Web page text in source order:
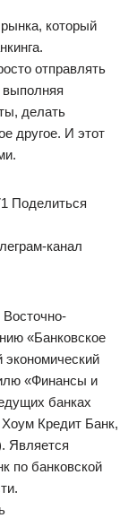
который
отправлять
делать
другое. И этот
Поделиться
канал
«Банковское
экономический
«Финансы и
банках
Кредит Банк,
Является
по банковской